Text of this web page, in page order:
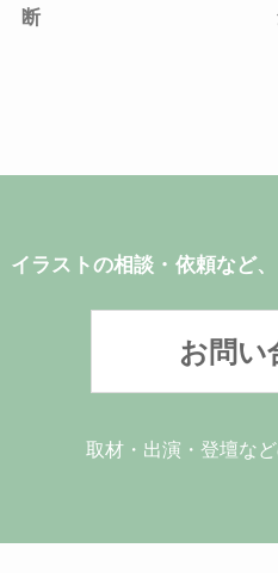
断
イラストの相談・依頼など
お問い
取材・出演・登壇な